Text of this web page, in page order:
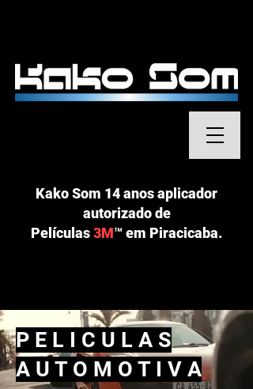
Kako Som 14 anos aplicador
autorizado de
Películas3M™ em Piracicaba.
P E L I C U L A S
A U T O M O T I V A